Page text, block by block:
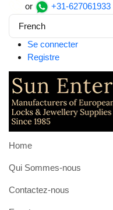
or +31-627061933
French
Se connecter
Registre
Home
Qui Sommes-nous
Contactez-nous